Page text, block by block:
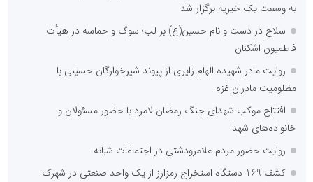
به وسعت یک خیریه برگزار شد
سلاح در دست و نام حسین(ع) بر لب؛ سوگ و حماسه در هیأت
فاطمیون اشکنان
روایت مادر شهیده الهام زایری از پیوند شیرخوارگان حسینی با
مظلومیت مادران غزه
افتتاح موکب شهدای جنگ رمضان لامرد با حضور مسئولان و
خانواده‌های شهدا
روایت حضور مردم علامرودشتی در اجتماعات شبانه
کشف 169 دستگاه استخراج رمزارز از یک واحد صنعتی در شهرک